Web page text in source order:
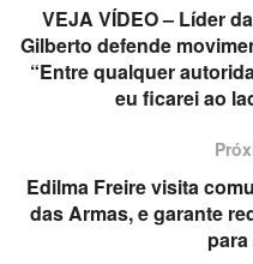
VEJA VÍDEO – Líder
Gilberto defende
“Entre qualquer
eu ficarei ao
Edilma Freire visita
das Armas, e garante